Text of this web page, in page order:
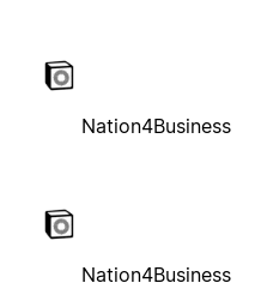
Nation4Business
Nation4Business